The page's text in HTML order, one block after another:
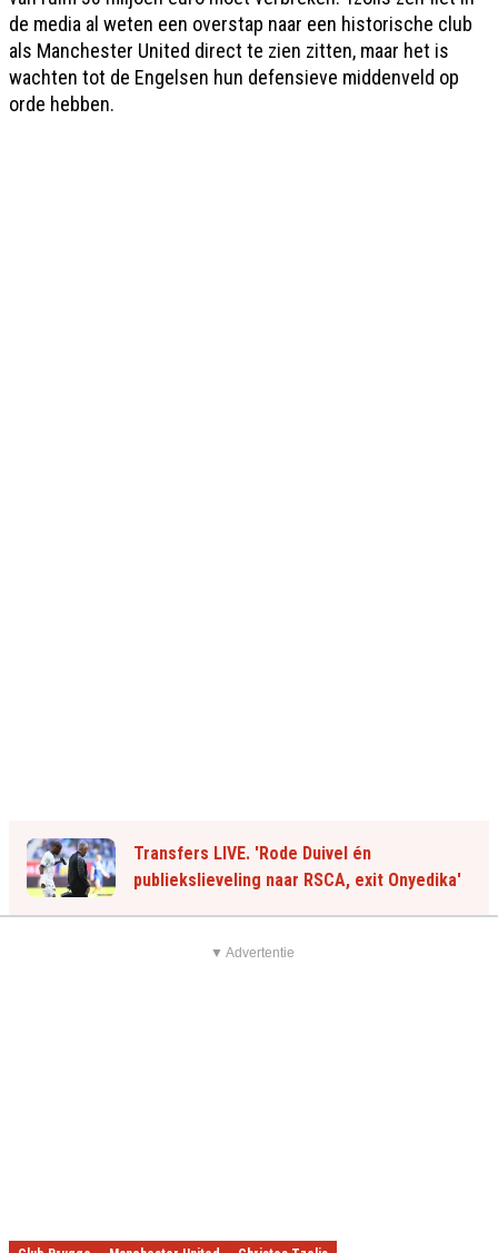
de media al weten een overstap naar een historische club
als Manchester United direct te zien zitten, maar het is
wachten tot de Engelsen hun defensieve middenveld op
orde hebben.
Transfers LIVE. 'Rode Duivel én
publiekslieveling naar RSCA, exit Onyedika'
▼ Advertentie